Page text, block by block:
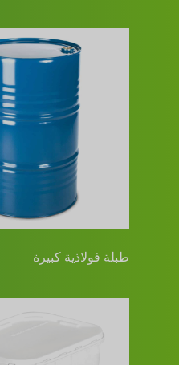
طبلة فولاذية كبيرة